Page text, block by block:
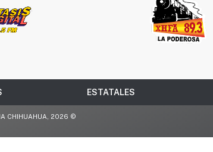
ESTATALES
CHIHUAHUA, 2026 ©